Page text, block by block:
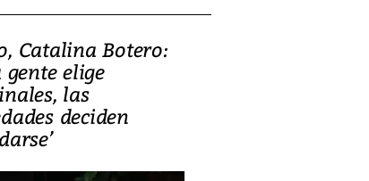
Catalina Botero:
gente elige
las
deciden